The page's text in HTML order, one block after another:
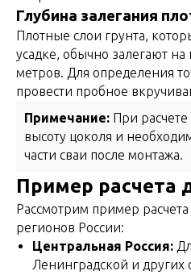
Глубина залегания
Плотные слои грунта,
усадке, обычно залегают на
метров. Для определения
провести пробное
Примечание: При
высоту цоколя и
части сваи после монтажа.
Пример расчета
Рассмотрим пример
регионов России:
Центральная Россия:
Ленинградской и других